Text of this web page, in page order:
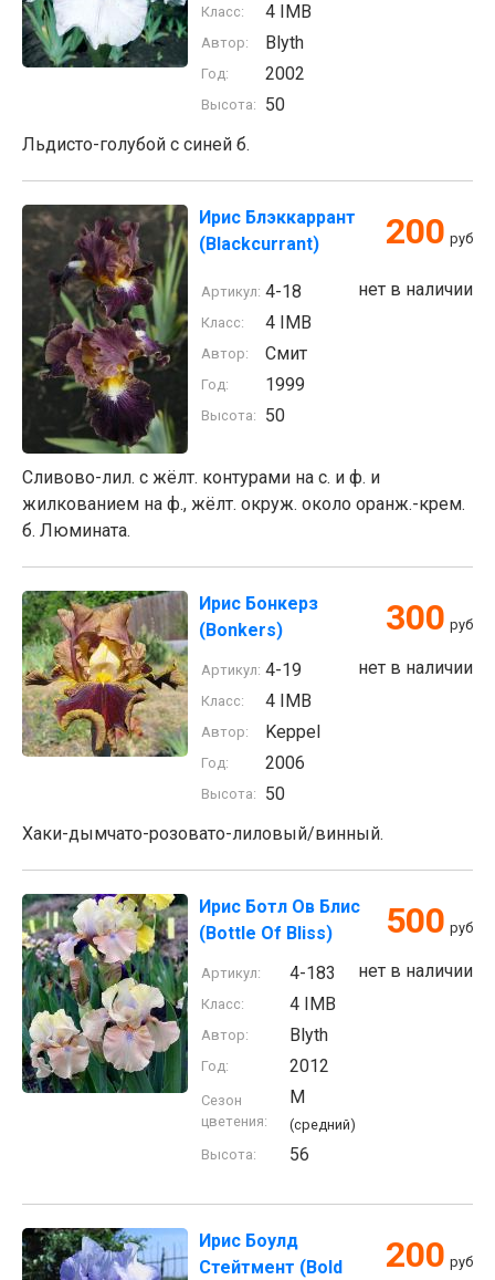
Класс: 4 IMB
Автор: Blyth
Год: 2002
Высота:
50
Льдисто-голубой с синей б.
Ирис Блэккаррант
(Blackcurrant)
200 руб
нет в наличии
Артикул: 4-18
Класс: 4 IMB
Автор: Смит
Год: 1999
Высота: 50
Сливово-лил. с жёлт. контурами на с. и ф. и
жилкованием на ф., жёлт. окруж. около оранж.-крем.
б. Люмината.
Ирис Бонкерз
(Bonkers)
300 руб
нет в наличии
Артикул: 4-19
Класс: 4 IMB
Автор: Keppel
Год: 2006
Высота:
50
Хаки-дымчато-розовато-лиловый/винный.
Ирис Ботл Ов Блис
(Bottle Of Bliss)
500 руб
нет в наличии
Артикул: 4-183
Класс: 4 IMB
Автор: Blyth
Год: 2012
Сезон
цветения:
M
(средний)
Высота:
56
Ирис Боулд
Стейтмент (Bold
200 руб